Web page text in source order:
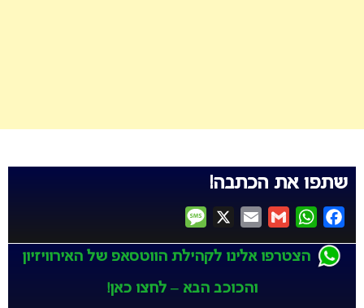
שתפו את הכתבה!
Facebook
WhatsApp
Gmail
Email
הצטרפו אלינו לקהילת הווטסאפ של האירוויזיון
והכוכב הבא – לחצו כאן!